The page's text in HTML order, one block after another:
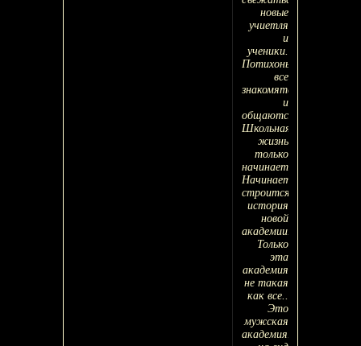
новые
учиетля
и
ученики.
Потихоньку
все
знакомятся
и
общаются.
Школьная
жизнь
только
начинается.
Начинает
строится
история
новой
академии.
Только
эта
академия
не такая
как все..
Это
мужская
академия.